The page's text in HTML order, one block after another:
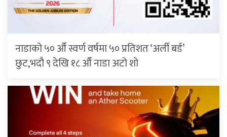
नाडाको ५० औँ स्वर्ण वर्षमा ५० प्रतिशत ‘अर्ली बर्ड’
छुट,भदौ ९ देखि १८ औँ नाडा अटो शो